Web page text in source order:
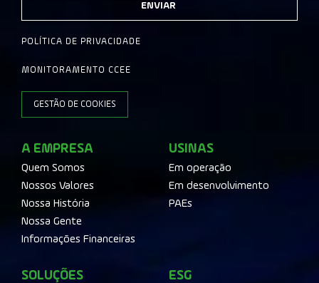
ENVIAR
POLÍTICA DE PRIVACIDADE
MONITORAMENTO CCEE
GESTÃO DE COOKIES
A EMPRESA
Quem Somos
Nossos Valores
Nossa História
Nossa Gente
Informações Financeiras
USINAS
Em operação
Em desenvolvimento
PAEs
SOLUÇÕES ESG